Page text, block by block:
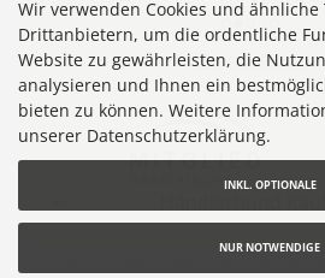
7,356 Bewertungen
Wir verwenden Cookies und
Drittanbietern, um die ordentliche
Website zu gewährleisten, die
analysieren und Ihnen ein
bieten zu können. Weitere
unserer Datenschutzerklärung.
INKL. OPTIONALE
NUR NOTWENDIGE